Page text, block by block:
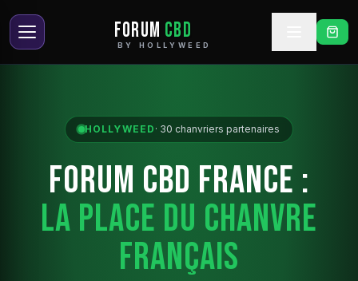
FORUM CBD
BY HOLLYWEED
HOLLYWEED · 30 chanvriers partenaires
FORUM CBD FRANCE :
LA PLACE DU CHANVRE
FRANÇAIS